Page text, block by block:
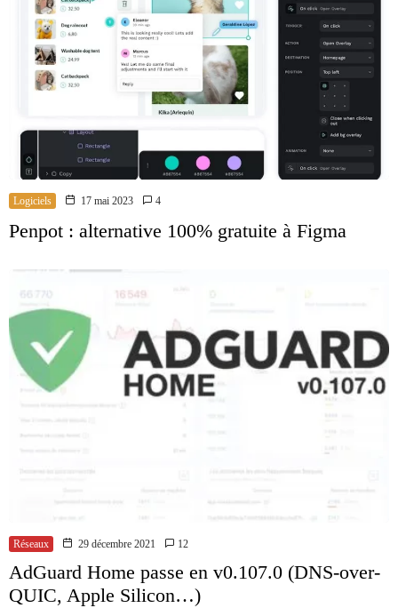
Logiciels 17 mai 2023 4
Penpot : alternative 100% gratuite à Figma
Réseaux 29 décembre 2021 12
AdGuard Home passe en v0.107.0 (DNS-over-
QUIC, Apple Silicon…)